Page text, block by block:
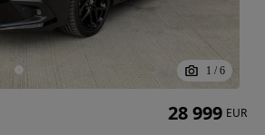
1 / 6
28 999 EUR